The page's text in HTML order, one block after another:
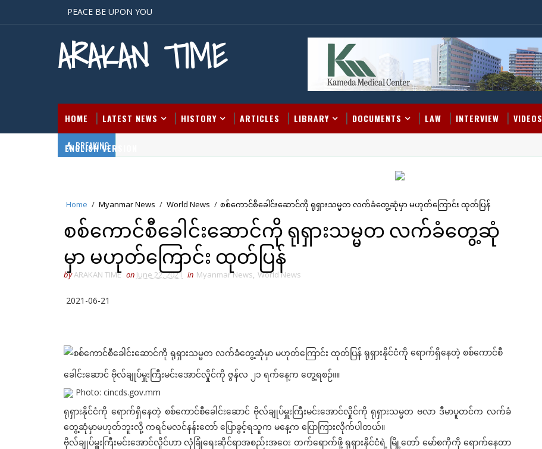
PEACE BE UPON YOU
ARAKAN TIME
HOME LATEST NEWS HISTORY ARTICLES LIBRARY DOCUMENTS LAW INTERVIEW VIDEOS
ENGLISH VERSION
BREAKING
Home / Myanmar News / World News / စစ်ကောင်စီခေါင်းဆောင်ကို ရုရှားသမ္မတ လက်ခံတွေ့ဆုံမှာ မဟုတ်ကြောင်း ထုတ်ပြန်
စစ်ကောင်စီခေါင်းဆောင်ကို ရုရှားသမ္မတ လက်ခံတွေ့ဆုံ
မှာ မဟုတ်ကြောင်း ထုတ်ပြန်
byARAKAN TIME on June 22, 2021 in Myanmar News, World News
2021-06-21
ရုရှားနိုင်ငံကို ရောက်ရှိနေတဲ့ စစ်ကောင်စီ
ခေါင်းဆောင် ဗိုလ်ချုပ်မှူးကြီးမင်းအောင်လှိုင်ကို ဇွန်လ ၂၁ ရက်နေ့က တွေ့ရစဉ်။။
Photo: cincds.gov.mm
ရုရှားနိုင်ငံကို ရောက်ရှိနေတဲ့ စစ်ကောင်စီခေါင်းဆောင် ဗိုလ်ချုပ်မှူးကြီးမင်းအောင်လှိုင်ကို ရုရှားသမ္မတ ဗလာ ဒီမာပူတင်က လက်ခံ
တွေ့ဆုံမှာမဟုတ်ဘူးလို့ ကရင်မလင်နန်းတော် ပြောခွင့်ရသူက မနေ့က ပြောကြားလိုက်ပါတယ်။
ဗိုလ်ချုပ်မှူးကြီးမင်းအောင်လှိုင်ဟာ လုံခြုံရေးဆိုင်ရာအစည်းအဝေး တက်ရောက်ဖို့ ရုရှားနိုင်ငံရဲ့ မြို့တော် မော်စကိုကို ရောက်နေတာ